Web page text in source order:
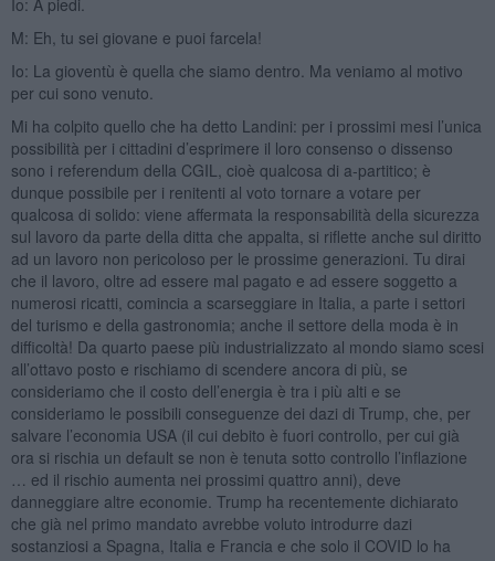
M: Eh, tu sei giovane e puoi farcela!
Io: La gioventù è quella che siamo dentro. Ma veniamo al motivo
per cui sono venuto.
Mi ha colpito quello che ha detto Landini: per i prossimi mesi l’unica
possibilità per i cittadini d’esprimere il loro consenso o dissenso
sono i referendum della CGIL, cioè qualcosa di a-partitico; è
dunque possibile per i renitenti al voto tornare a votare per
qualcosa di solido: viene affermata la responsabilità della sicurezza
sul lavoro da parte della ditta che appalta, si riflette anche sul diritto
ad un lavoro non pericoloso per le prossime generazioni. Tu dirai
che il lavoro, oltre ad essere mal pagato e ad essere soggetto a
numerosi ricatti, comincia a scarseggiare in Italia, a parte i settori
del turismo e della gastronomia; anche il settore della moda è in
difficoltà! Da quarto paese più industrializzato al mondo siamo scesi
all’ottavo posto e rischiamo di scendere ancora di più, se
consideriamo che il costo dell’energia è tra i più alti e se
consideriamo le possibili conseguenze dei dazi di Trump, che, per
salvare l’economia USA (il cui debito è fuori controllo, per cui già
ora si rischia un default se non è tenuta sotto controllo l’inflazione
… ed il rischio aumenta nei prossimi quattro anni), deve
danneggiare altre economie. Trump ha recentemente dichiarato
che già nel primo mandato avrebbe voluto introdurre dazi
sostanziosi a Spagna, Italia e Francia e che solo il COVID lo ha